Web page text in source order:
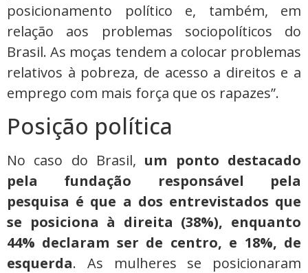
posicionamento político e, também, em
relação aos problemas sociopolíticos do
Brasil. As moças tendem a colocar problemas
relativos à pobreza, de acesso a direitos e a
emprego com mais força que os rapazes”.
Posição política
No caso do Brasil, um ponto destacado
pela fundação responsável pela
pesquisa é que a dos entrevistados que
se posiciona à direita (38%), enquanto
44% declaram ser de centro, e 18%, de
esquerda. As mulheres se posicionaram